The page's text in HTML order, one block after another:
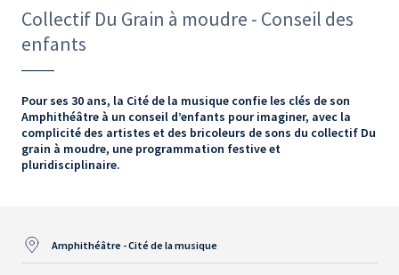
Collectif Du Grain à moudre - Conseil des
enfants
Pour ses 30 ans, la Cité de la musique confie les clés de son
Amphithéâtre à un conseil d’enfants pour imaginer, avec la
complicité des artistes et des bricoleurs de sons du collectif Du
grain à moudre, une programmation festive et
pluridisciplinaire.
Amphithéâtre - Cité de la musique